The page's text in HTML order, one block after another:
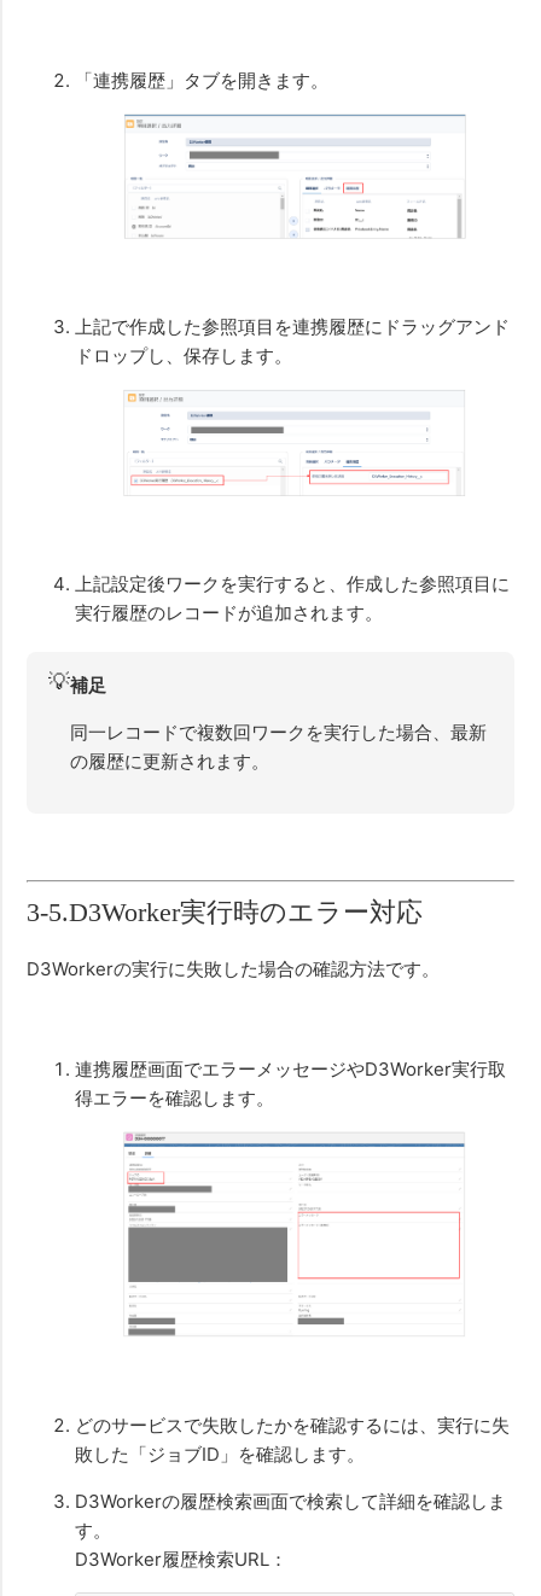
「連携履歴」タブを開きます。
上記で作成した参照項目を連携履歴にドラッグアンド
ドロップし、保存します。
上記設定後ワークを実行すると、作成した参照項目に
実行履歴のレコードが追加されます。
💡補足
同一レコードで複数回ワークを実行した場合、最新
の履歴に更新されます。
3-5.D3Worker実行時のエラー対応
D3Workerの実行に失敗した場合の確認方法です。
連携履歴画面でエラーメッセージやD3Worker実行取
得エラーを確認します。
どのサービスで失敗したかを確認するには、実行に失
敗した「ジョブID」を確認します。
D3Workerの履歴検索画面で検索して詳細を確認しま
す。
D3Worker履歴検索URL：